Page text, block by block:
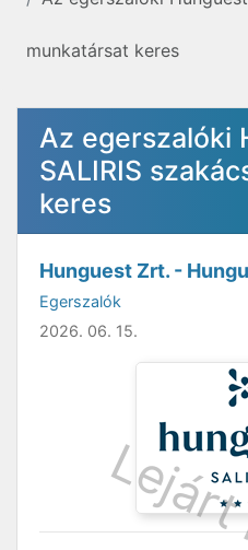
munkatársat keres
Az egerszalóki
SALIRIS
keres
Hunguest Zrt. -
Egerszalók
2026. 06. 15.